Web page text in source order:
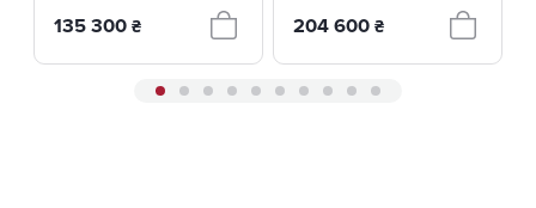
135 300 ₴ 204 600 ₴